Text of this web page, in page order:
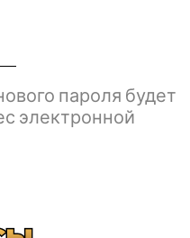
пароля будет
электронной